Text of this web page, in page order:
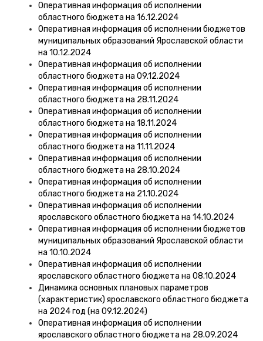
Оперативная информация об исполнении
областного бюджета на 16.12.2024
Оперативная информация об исполнении бюджетов
муниципальных образований Ярославской области
на 10.12.2024
Оперативная информация об исполнении
областного бюджета на 09.12.2024
Оперативная информация об исполнении
областного бюджета на 28.11.2024
Оперативная информация об исполнении
областного бюджета на 18.11.2024
Оперативная информация об исполнении
областного бюджета на 11.11.2024
Оперативная информация об исполнении
областного бюджета на 28.10.2024
Оперативная информация об исполнении
областного бюджета на 21.10.2024
Оперативная информация об исполнении
ярославского областного бюджета на 14.10.2024
Оперативная информация об исполнении бюджетов
муниципальных образований Ярославской области
на 10.10.2024
Оперативная информация об исполнении
ярославского областного бюджета на 08.10.2024
Динамика основных плановых параметров
(характеристик) ярославского областного бюджета
на 2024 год (на 09.12.2024)
Оперативная информация об исполнении
ярославского областного бюджета на 28.09.2024